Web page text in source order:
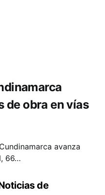
de obra en vías
avanza
66…
de